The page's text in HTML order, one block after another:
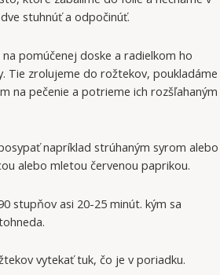
stuhnúť a odpočinúť.
pomúčenej doske a radielkom ho
Tie zrolujeme do rožtekov, poukladáme
na pečenie a potrieme ich rozšľahaným
napríklad strúhaným syrom alebo
alebo mletou červenou paprikou.
stupňov asi 20-25 minút. kým sa
vytekať tuk, čo je v poriadku.